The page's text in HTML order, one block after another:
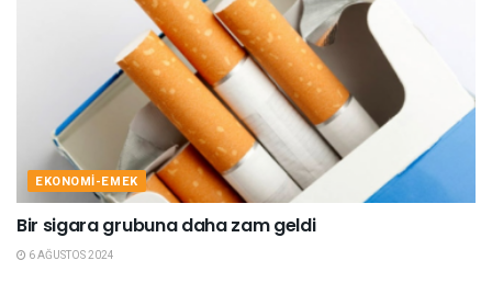
EKONOMI-EMEK
Bir sigara grubuna daha zam geldi
6 AĞUSTOS 2024